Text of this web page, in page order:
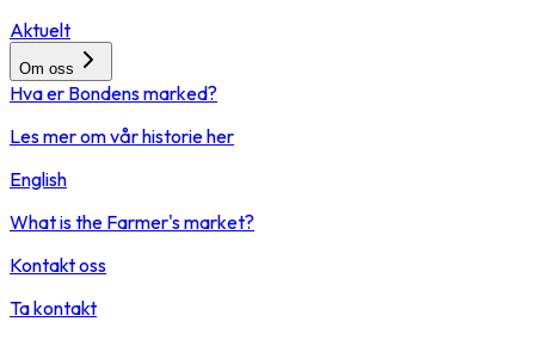
Aktuelt
Om oss
Hva er Bondens marked?
Les mer om vår historie her
English
What is the Farmer's market?
Kontakt oss
Ta kontakt